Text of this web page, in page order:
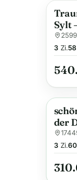
Sylt
3 Zi.58
der
m
3 Zi.60